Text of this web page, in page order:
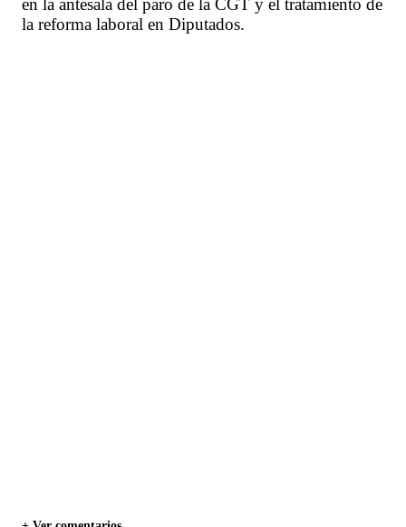
en la antesala del paro de la CGT y el tratamiento de
la reforma laboral en Diputados.